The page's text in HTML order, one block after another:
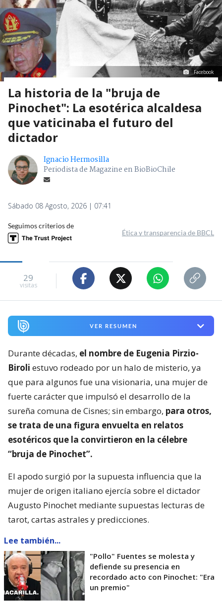
Facebook
La historia de la "bruja de
Pinochet": La esotérica alcaldesa
que vaticinaba el futuro del
dictador
Ignacio Hermosilla
Periodista de Magazine en BioBioChile
Sábado 08 Agosto, 2026 | 07:41
Seguimos criterios de
Ética y transparencia de BBCL
29
visitas
VER RESUMEN
Durante décadas, el nombre de Eugenia Pirzio-
Biroli estuvo rodeado por un halo de misterio, ya
que para algunos fue una visionaria, una mujer de
fuerte carácter que impulsó el desarrollo de la
sureña comuna de Cisnes; sin embargo, para otros,
se trata de una figura envuelta en relatos
esotéricos que la convirtieron en la célebre
“bruja de Pinochet”.
El apodo surgió por la supuesta influencia que la
mujer de origen italiano ejercía sobre el dictador
Augusto Pinochet mediante supuestas lecturas de
tarot, cartas astrales y predicciones.
Lee también...
"Pollo" Fuentes se molesta y
defiende su presencia en
recordado acto con Pinochet: "Era
un premio"